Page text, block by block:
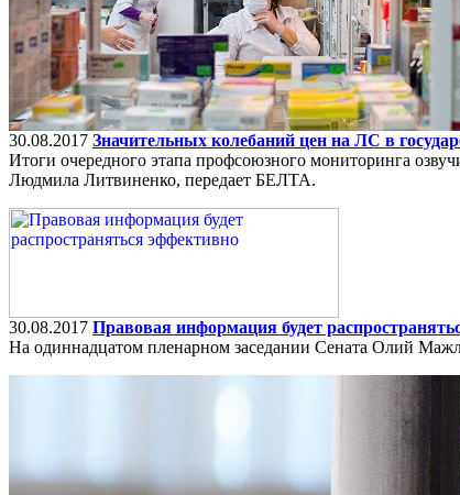
30.08.2017 Значительных колебаний цен на ЛС в
Итоги очередного этапа профсоюзного мониторинга
Людмила Литвиненко, передает БЕЛТА.
30.08.2017 Правовая информация будет
На одиннадцатом пленарном заседании Сената Олий